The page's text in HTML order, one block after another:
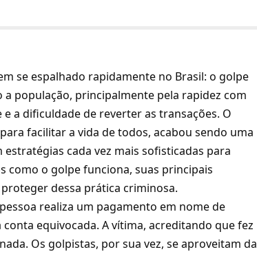
se espalhado rapidamente no Brasil: o golpe
população, principalmente pela rapidez com
a dificuldade de reverter as transações. O
facilitar a vida de todos, acabou sendo uma
cada vez mais sofisticadas para
como o golpe funciona, suas principais
dessa prática criminosa.
realiza um pagamento em nome de
equivocada. A vítima, acreditando que fez
Os golpistas, por sua vez, se aproveitam da